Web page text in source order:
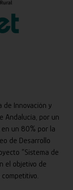
de Innovación y
Andalucía, por un
un 80% por la
de Desarrollo
“Sistema de
el objetivo de